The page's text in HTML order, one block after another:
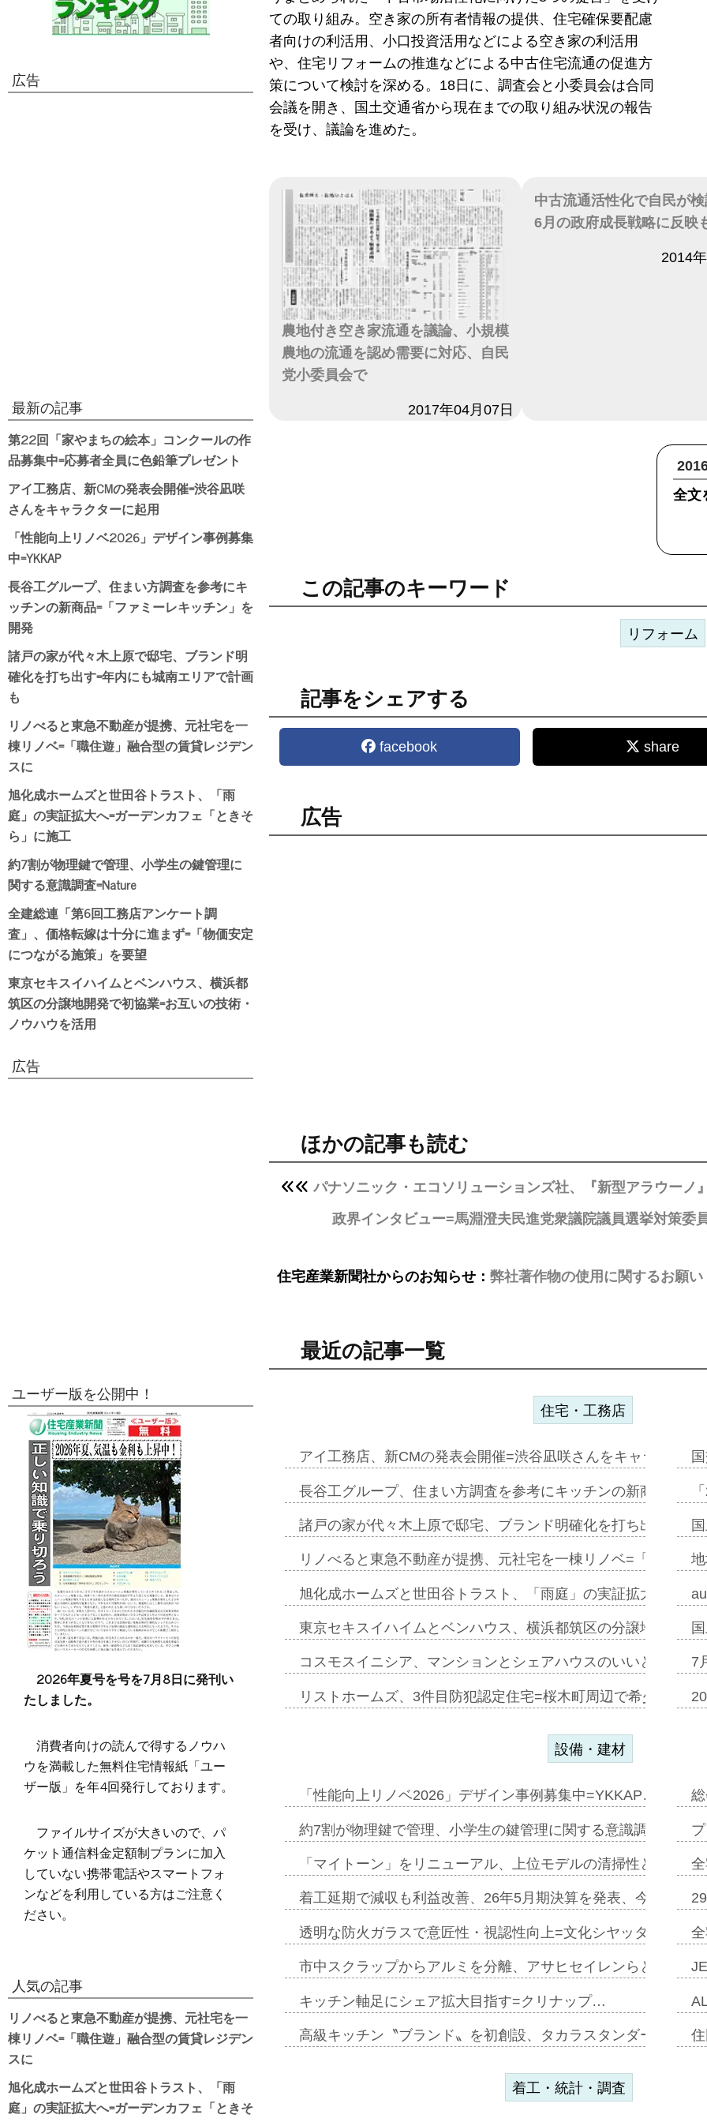
ての取り組み。空き家の所有者情報の提供、住宅確保要配慮
者向けの利活用、小口投資活用などによる空き家の利活用
や、住宅リフォームの推進などによる中古住宅流通の促進方
策について検討を深める。18日に、調査会と小委員会は合同
会議を開き、国土交通省から現在までの取り組み状況の報告
を受け、議論を進めた。
農地付き空き家流通を議論、小規模
農地の流通を認め需要に対応、自民
党小委員会で
2017年04月07日
中古流通活性化で自民が
6月の政府成長戦略に反映
2014
全文
この記事のキーワード
リフォーム
記事をシェアする
facebook share
広告
ほかの記事も読む
パナソニック・エコソリューションズ社、『新型アラウーノ
政界インタビュー=馬淵澄夫民進党衆議院議員選挙対策委
住宅産業新聞社からのお知らせ： 弊社著作物の使用に関するお願い
最近の記事一覧
住宅・工務店
アイ工務店、新CMの発表会開催=渋谷凪咲さんをキャラクタ
長谷工グループ、住まい方調査を参考にキッチンの新商品=「
諸戸の家が代々木上原で邸宅、ブランド明確化を打ち出す=年
リノべると東急不動産が提携、元社宅を一棟リノベ=「職住遊
旭化成ホームズと世田谷トラスト、「雨庭」の実証拡大へ=ガ
東京セキスイハイムとベンハウス、横浜都筑区の分譲地開発で
コスモスイニシア、マンションとシェアハウスのいいとこどり
リストホームズ、3件目防犯認定住宅=桜木町周辺で希少価値
7
設備・建材
「性能向上リノベ2026」デザイン事例募集中=YKKAP…
約7割が物理鍵で管理、小学生の鍵管理に関する意識調査
「マイトーン」をリニューアル、上位モデルの清掃性と安全
着工延期で減収も利益改善、26年5月期決算を発表、今期は増
透明な防火ガラスで意匠性・視認性向上=文化シヤッター…
市中スクラップからアルミを分離、アサヒセイレンらと協働開
キッチン軸足にシェア拡大目指す=クリナップ…
高級キッチン〝ブランド〟を初創設、タカラスタンダードが新
着工・統計・調査
広告
最新の記事
第22回「家やまちの絵本」コンクールの作
品募集中=応募者全員に色鉛筆プレゼント
アイ工務店、新CMの発表会開催=渋谷凪咲
さんをキャラクターに起用
「性能向上リノベ2026」デザイン事例募集
中=YKKAP
長谷工グループ、住まい方調査を参考にキ
ッチンの新商品=「ファミーレキッチン」を
開発
諸戸の家が代々木上原で邸宅、ブランド明
確化を打ち出す=年内にも城南エリアで計画
も
リノべると東急不動産が提携、元社宅を一
棟リノベ=「職住遊」融合型の賃貸レジデン
スに
旭化成ホームズと世田谷トラスト、「雨
庭」の実証拡大へ=ガーデンカフェ「ときそ
ら」に施工
約7割が物理鍵で管理、小学生の鍵管理に
関する意識調査=Nature
全建総連「第6回工務店アンケート調
査」、価格転嫁は十分に進まず=「物価安定
につながる施策」を要望
東京セキスイハイムとベンハウス、横浜都
筑区の分譲地開発で初協業=お互いの技術・
ノウハウを活用
広告
ユーザー版を公開中！
2026年夏号を号を7月8日に発刊い
たしました。
消費者向けの読んで得するノウハ
ウを満載した無料住宅情報紙「ユー
ザー版」を年4回発行しております。
ファイルサイズが大きいので、パ
ケット通信料金定額制プランに加入
していない携帯電話やスマートフォ
ンなどを利用している方はご注意く
ださい。
人気の記事
リノべると東急不動産が提携、元社宅を一
棟リノベ=「職住遊」融合型の賃貸レジデン
スに
旭化成ホームズと世田谷トラスト、「雨
庭」の実証拡大へ=ガーデンカフェ「ときそ